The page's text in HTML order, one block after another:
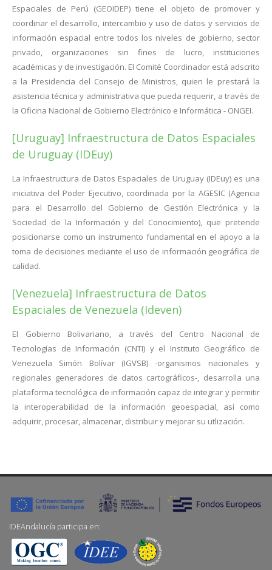
Espaciales de Perú (GEOIDEP) tiene el objeto de promover y
coordinar el desarrollo, intercambio y uso de datos y servicios de
información espacial entre todos los niveles de gobierno, sector
privado, organizaciones sin fines de lucro, instituciones
académicas y de investigación. El Comité Coordinador está adscrito
a la Presidencia del Consejo de Ministros, quien le prestará la
asistencia técnica y administrativa que pueda requerir, a través de
la Oficina Nacional de Gobierno Electrónico e Informática - ONGEI.
[Uruguay] Infraestructura de Datos Espaciales
de Uruguay (IDEuy)
La Infraestructura de Datos Espaciales de Uruguay (IDEuy) es una
iniciativa del Poder Ejecutivo, coordinada por la AGESIC (Agencia
para el Desarrollo del Gobierno de Gestión Electrónica y la
Sociedad de la Información y del Conocimiento), que pretende
posicionarse como un instrumento fundamental en el apoyo a la
toma de decisiones mediante el uso de información geográfica de
calidad.
[Venezuela] Infraestructura de Datos
Espaciales de Venezuela (Ideven)
El Gobierno Bolivariano, a través del Centro Nacional de
Tecnologías de Información (CNTI) y el Instituto Geográfico de
Venezuela Simón Bolívar (IGVSB) -organismos nacionales y
regionales generadores de datos cartográficos-, desarrolla una
plataforma tecnológica de información capaz de integrar y permitir
la interoperabilidad de la información geoespacial, así como
adquirir, procesar, almacenar, distribuir y mejorar su utlización.
IDEAndalucía participa en: